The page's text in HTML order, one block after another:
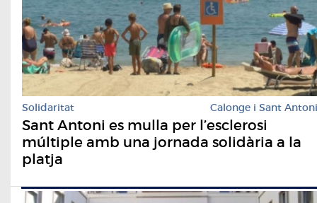
Solidaritat Calonge i Sant Antoni
Sant Antoni es mulla per l’esclerosi
múltiple amb una jornada solidària a la
platja